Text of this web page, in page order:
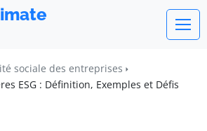
sociale des entreprises
ESG : Définition, Exemples et Défis